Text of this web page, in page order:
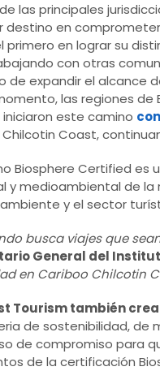
las principales
destino en
primero en lograr su
con otras
de expandir el alcance
las regiones de
este camino
Coast,
Biosphere Certified es
y medioambiental de
y el sector
busca viajes que
General del
en Cariboo Chilcotin
Tourism también
de sostenibilidad, de
de compromiso para
de la certificación